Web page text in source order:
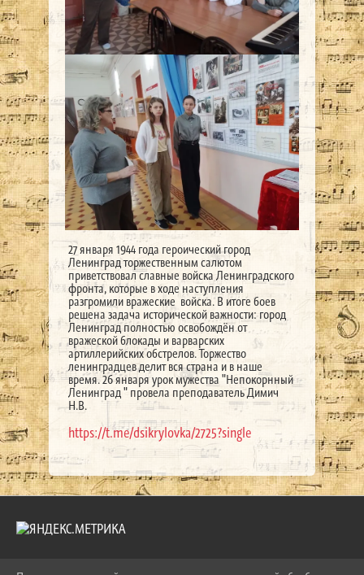
27 января 1944 года героический город
Ленинград торжественным салютом
приветствовал славные войска Ленинградского
фронта, которые в ходе наступления
разгромили вражеские войска. В итоге боев
решена задача исторической важности: город
Ленинград полностью освобождён от
вражеской блокады и варварских
артиллерийских обстрелов. Торжество
ленинградцев делит вся страна и в наше
время. 26 января урок мужества "Непокорнный
Ленинград " провела преподаватель Димич
Н.В.
https://t.me/dsikrylovka/2725?single